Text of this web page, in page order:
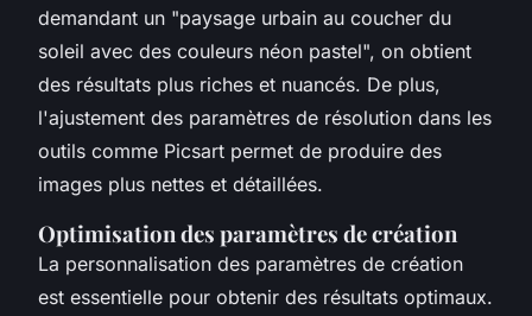
demandant un "paysage urbain au coucher du
soleil avec des couleurs néon pastel", on obtient
des résultats plus riches et nuancés. De plus,
l'ajustement des paramètres de résolution dans les
outils comme Picsart permet de produire des
images plus nettes et détaillées.
Optimisation des paramètres de création
La personnalisation des paramètres de création
est essentielle pour obtenir des résultats optimaux.